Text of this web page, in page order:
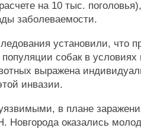
на 10 тыс.
заболеваемости.
установили, что
собак в условиях
выражена
инвазии.
в плане
Новгорода оказались